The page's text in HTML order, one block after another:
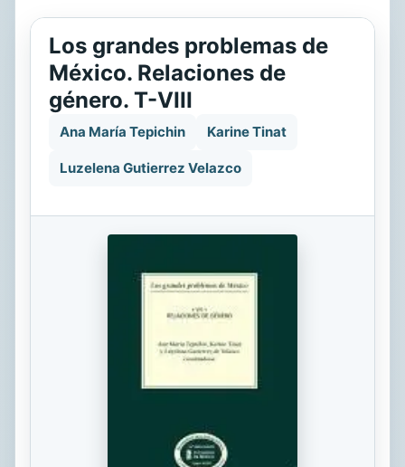
Los grandes problemas de
México. Relaciones de
género. T-VIII
Ana María Tepichin Karine Tinat
Luzelena Gutierrez Velazco